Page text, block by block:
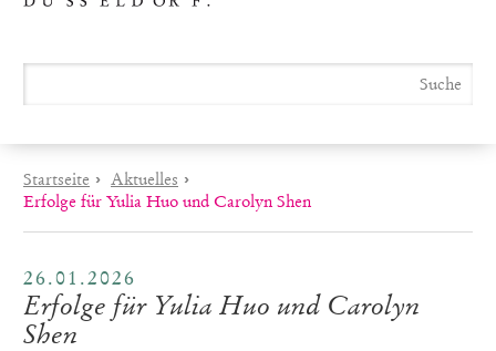
Startseite › Aktuelles ›
Erfolge für Yulia Huo und Carolyn Shen
26.01.2026
Erfolge für Yulia Huo und Carolyn
Shen